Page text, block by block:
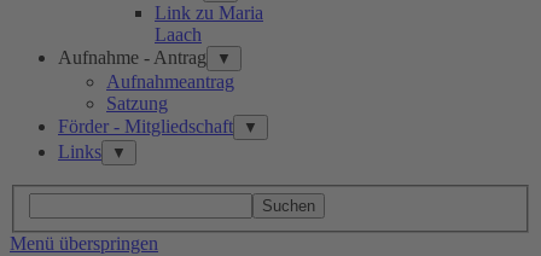
Link zu Maria
Laach
Aufnahme - Antrag
▼
Aufnahmeantrag
Satzung
Förder - Mitgliedschaft
▼
Links ▼
Suchen
Menü überspringen